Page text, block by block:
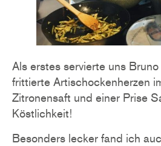
Als erstes servierte uns
frittierte Artischockenherzen
Zitronensaft und einer Prise
Köstlichkeit!
Besonders lecker fand ich